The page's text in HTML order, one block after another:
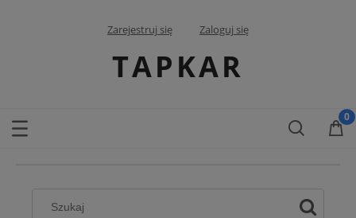
Zarejestruj się Zaloguj się
TAPKAR